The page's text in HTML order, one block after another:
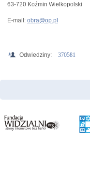
63-720 Koźmin Wielkopolski
E-mail: obra@op.pl
Odwiedziny: 370581